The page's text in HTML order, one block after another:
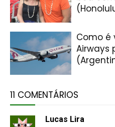
Como é
Airways
11 COMENTÁRIOS
Lucas Lira